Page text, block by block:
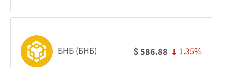
БНБ (БНБ) $586.88 1.35%